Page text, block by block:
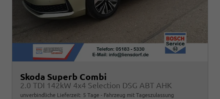
Skoda Superb Combi
2.0 TDI 142kW 4x4 Selection DSG ABT AHK
unverbindliche Lieferzeit: 5 Tage Fahrzeug mit Tageszulassung